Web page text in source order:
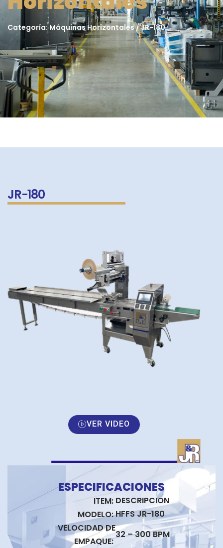
Categoría: Máquinas Horizontales / JR-180
JR-180
VER VIDEO
ESPECIFICACIONES
ITEM: DESCRIPCION
MODELO:HFFS JR-180
VELOCIDAD DE
EMPAQUE:
32 – 300 BPM